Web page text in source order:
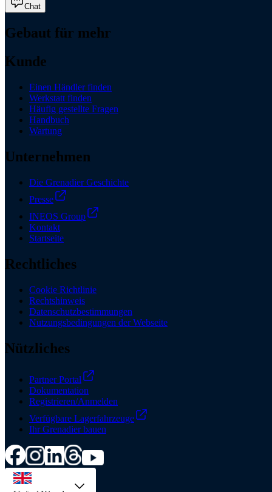
Chat
Gebaut für mehr
Kunde
Einen Händler finden
Werkstatt finden
Häufig gestellte Fragen
Handbuch
Wartung
Unternehmen
Die Grenadier Geschichte
Presse
INEOS Group
Kontakt
Startseite
Rechtliches
Cookie Richtlinie
Rechtshinweis
Datenschutzbestimmungen
Nutzungsbedingungen der Webseite
Nützliches
Partner Portal
Dokumentation
Registrieren/Anmelden
Verfügbare Lagerfahrzeuge
Ihr Grenadier bauen